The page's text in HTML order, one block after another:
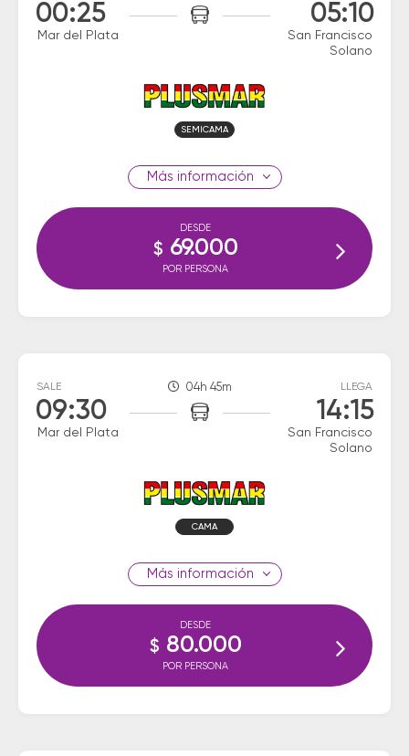
00:25
Mar del Plata
05:10
San Francisco
Solano
SEMICAMA
información
DESDE
$ 69.000
POR PERSONA
SALE
09:30
Mar del Plata
04h 45m LLEGA
14:15
San Francisco
Solano
CAMA
información
DESDE
$ 80.000
POR PERSONA